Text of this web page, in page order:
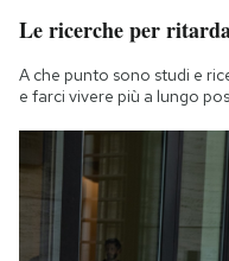
Le ricerche per
A che punto sono studi e
e farci vivere più a lungo